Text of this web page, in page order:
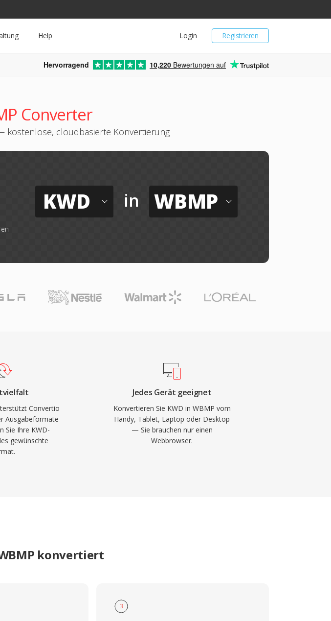
Registrieren
Login
Help
Hervorragend 10,220 Bewertungen auf
Converter
kostenlose, cloudbasierte Konvertierung
KWD in WBMP
Convertio
Ausgabeformate
Sie Ihre KWD-
gewünschte
Jedes Gerät geeignet
Konvertieren Sie KWD in WBMP vom
Handy, Tablet, Laptop oder Desktop
— Sie brauchen nur einen
Webbrowser.
konvertiert
3